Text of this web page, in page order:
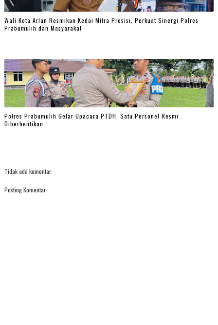
Wali Kota Arlan Resmikan Kedai Mitra Presisi, Perkuat Sinergi Polres
Prabumulih dan Masyarakat
Polres Prabumulih Gelar Upacara PTDH, Satu Personel Resmi
Diberhentikan
Tidak ada komentar:
Posting Komentar